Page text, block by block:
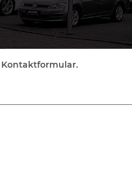
Kontaktformular.